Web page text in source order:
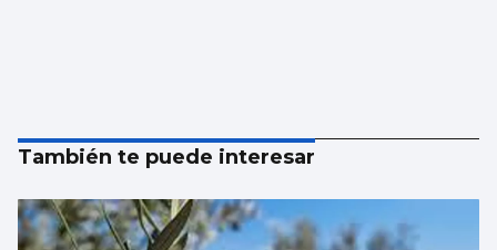
También te puede interesar